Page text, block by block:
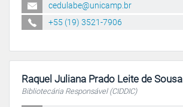
cedulabe@unicamp.br
+55 (19) 3521-7906
Raquel Juliana Prado Leite de Sousa
Bibliotecária Responsável (CIDDIC)